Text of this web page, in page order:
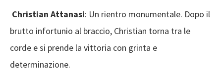
Christian Attanasi: Un rientro monumentale. Dopo il
brutto infortunio al braccio, Christian torna tra le
corde e si prende la vittoria con grinta e
determinazione.